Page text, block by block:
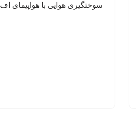
سوختگیری هوایی با هواپیمای اف۱۴ بود./تسنیم